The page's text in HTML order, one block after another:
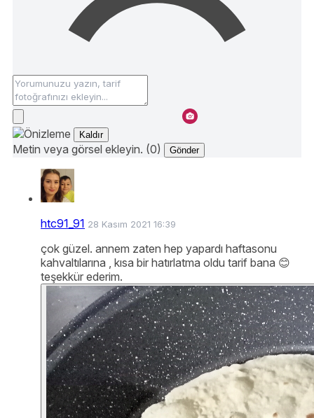
Kaldır
Metin veya görsel ekleyin. (0) Gönder
htc91_91 28 Kasım 2021 16:39
çok güzel. annem zaten hep yapardı haftasonu
kahvaltılarına , kısa bir hatırlatma oldu tarif bana 😊
teşekkür ederim.